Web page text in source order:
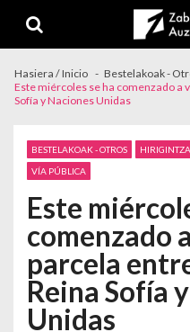
Hasiera / Inicio
Bestelakoak -
Este miércoles se ha comenzado a
Sofía y Naciones Unidas
BESTELAKOAK - OTROS
VÍA PÚBLICA
Este
comenzado
parcela
Reina Sofía
Unidas